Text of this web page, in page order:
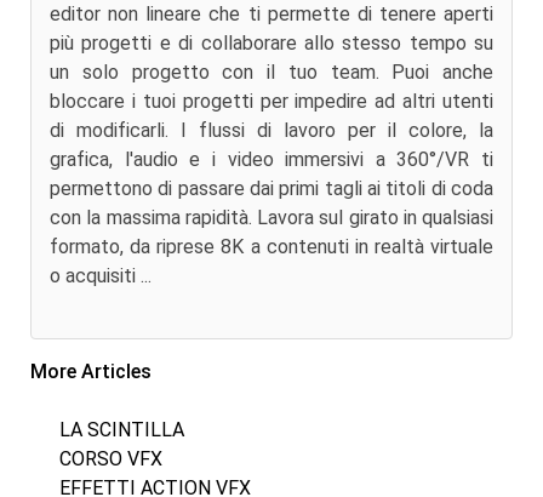
editor non lineare che ti permette di tenere aperti
più progetti e di collaborare allo stesso tempo su
un solo progetto con il tuo team. Puoi anche
bloccare i tuoi progetti per impedire ad altri utenti
di modificarli. I flussi di lavoro per il colore, la
grafica, l'audio e i video immersivi a 360°/VR ti
permettono di passare dai primi tagli ai titoli di coda
con la massima rapidità. Lavora sul girato in qualsiasi
formato, da riprese 8K a contenuti in realtà virtuale
o acquisiti ...
More Articles
LA SCINTILLA
CORSO VFX
EFFETTI ACTION VFX